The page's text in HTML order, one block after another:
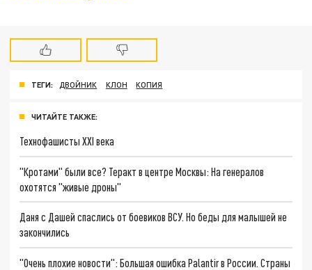
ТЕГИ: ДВОЙНИК КЛОН КОПИЯ
ЧИТАЙТЕ ТАКЖЕ:
Технофашисты XXI века
"Кротами" были все? Теракт в центре Москвы: На генералов
охотятся "живые дроны"
Даня с Дашей спаслись от боевиков ВСУ. Но беды для малышей не
закончились
"Очень плохие новости": Большая ошибка Palantir в России. Страны